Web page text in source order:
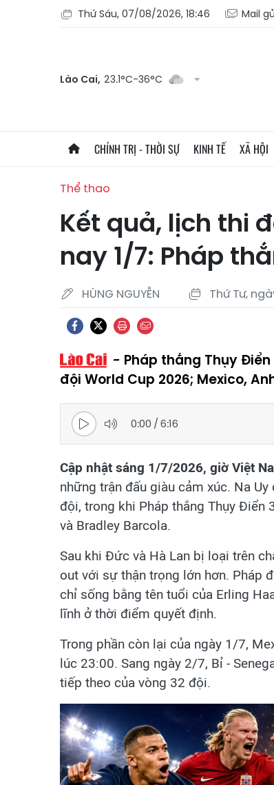
Thứ Sáu, 07/08/2026, 18:46 Mail
Lào Cai, 23.1°C-36°C
CHÍNH TRỊ - THỜI SỰ KINH TẾ XÃ HỘI
Thể thao
Kết quả, lịch thi
nay 1/7: Pháp
HÙNG NGUYỄN Thứ Tư,
Pháp thắng Thụy Điển
đội World Cup 2026; Mexico,
0:00 /6:16
Cập nhật sáng 1/7/2026, giờ Việt
những trận đấu giàu cảm xúc. Na
đội, trong khi Pháp thắng Thụy Điển
và Bradley Barcola.
Sau khi Đức và Hà Lan bị loại trên
out với sự thận trọng lớn hơn. Pháp
chỉ sống bằng tên tuổi của Erling
lĩnh ở thời điểm quyết định.
Trong phần còn lại của ngày 1/7,
lúc 23:00. Sang ngày 2/7, Bỉ -
tiếp theo của vòng 32 đội.